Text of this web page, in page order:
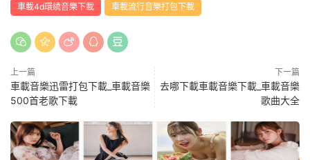
車載4d環繞音樂下載 車載流行音樂打包下載
上一篇
車載音樂迅雷打包下載_車載音樂
500首老歌下載
下一篇
去哪下載車載音樂下載_車載音樂
歌曲大全